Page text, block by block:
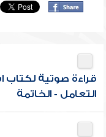
قراءة صوتية
التعامل - الخاتمة